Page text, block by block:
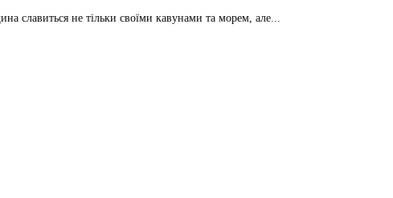
славиться не тільки своїми кавунами та морем, але...